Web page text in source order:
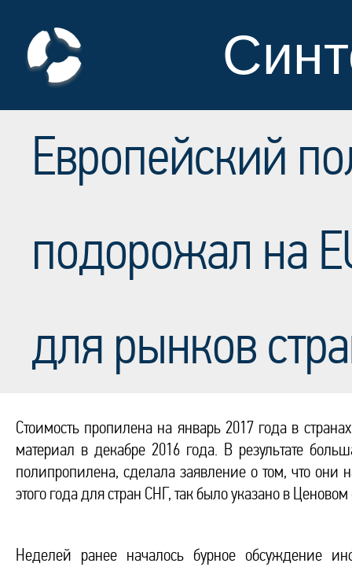
Европейский
подорожал на
для рынков
Стоимость пропилена на январь 2017 года в
материал в декабре 2016 года. В результате
полипропилена, сделала заявление о том, что они
этого года для стран СНГ, так было указано в Ценовом
Неделей ранее началось бурное обсуждение